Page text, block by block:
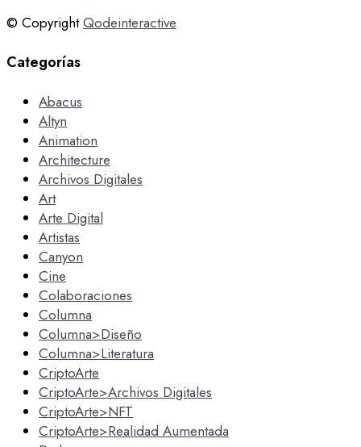
© CopyrightQodeinteractive
Categorías
Abacus
Altyn
Animation
Architecture
Archivos Digitales
Art
Arte Digital
Artistas
Canyon
Cine
Colaboraciones
Columna
Columna>Diseño
Columna>Literatura
CriptoArte
CriptoArte>Archivos Digitales
CriptoArte>NFT
CriptoArte>Realidad Aumentada